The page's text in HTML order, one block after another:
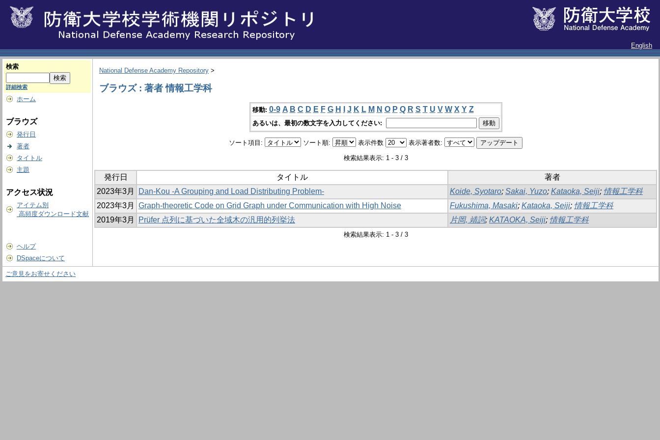
English
検索
詳細検索
ホーム
ブラウズ
発行日
著者
タイトル
主題
アクセス状況
アイテム別
高頻度ダウンロード文献
ヘルプ
DSpaceについて
National Defense Academy Repository >
ブラウズ : 著者 情報工学科
移動: 0-9 A B C D E F G H J K L M N O P Q R S T U V W X Y Z
あるいは、最初の数文字を入力してください:
ソート項目: ソート順: 表示件数 表示著者数:
検索結果表示: 1 - 3 / 3
発行日 タイトル
著者
2023年3月
Dan-Kou -A Grouping and Load Distributing Problem- Koide, Syotaro; Sakai, Yuzo; Kataoka, Seiji; 情報工学科
2023年3月
Graph-theoretic Code on Grid Graph under Communication with High Noise Fukushima, Masaki; Kataoka, Seiji; 情報工学科
2019年3月
Prüfer 点列に基づいた全域木の汎用的列挙法 片岡, 靖詞; KATAOKA, Seiji; 情報工学科
検索結果表示: 1 - 3 / 3
ご意見をお寄せください